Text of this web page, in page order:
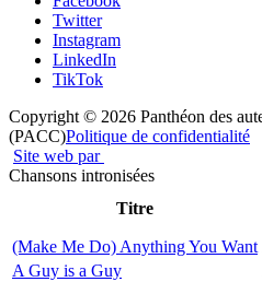
Twitter
Instagram
LinkedIn
TikTok
Copyright © 2026 Panthéon des
(PACC)Politique de confidentialité
Site web par
Chansons intronisées
Titre
(Make Me Do) Anything You Want
A Guy is a Guy